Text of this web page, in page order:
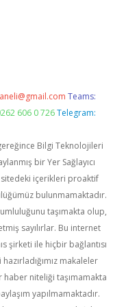
Teams:
606 0 726 Telegram:
Bilgi Teknolojileri
bir Yer Sağlayıcı
içerikleri proaktif
bulunmamaktadır.
taşımakta olup,
sayılırlar. Bu internet
şirketi ile hiçbir bağlantısı
makaleler
haber niteliği taşımamakta
yapılmamaktadır.